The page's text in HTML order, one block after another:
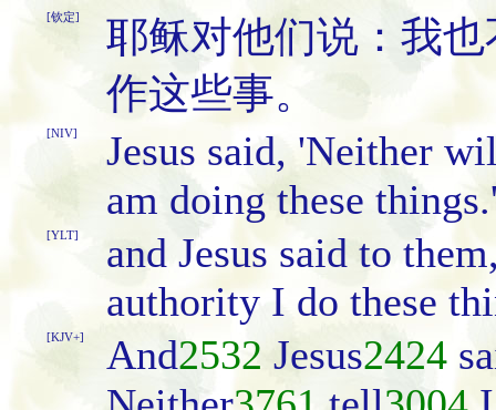
[钦定]
耶稣对他们说：我
作这些事。
[NIV]
Jesus said, 'Neither
am doing these
[YLT]
and Jesus said to
authority I do these
[KJV+] And2532 Jesus2424